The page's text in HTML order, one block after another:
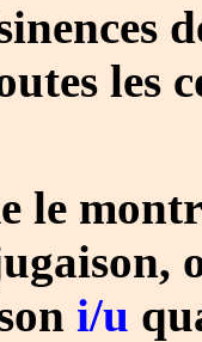
de
les
i/u